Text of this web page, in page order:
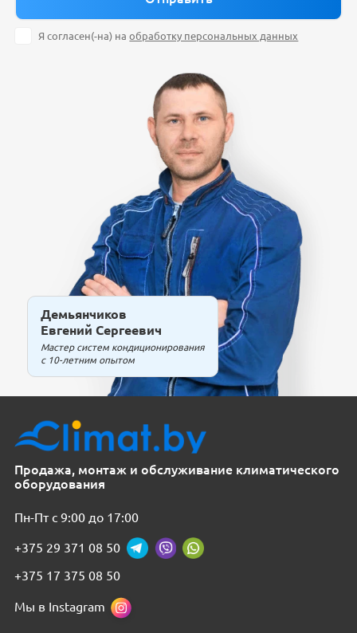
Я согласен(-на) наобработку персональных данных
Демьянчиков
Евгений Сергеевич
Мастер систем кондиционирования
с 10-летним опытом
Продажа, монтаж и обслуживание климатического
оборудования
Пн-Пт с 9:00 до 17:00
+375 29 371 08 50
+375 17 375 08 50
Мы в Instagram